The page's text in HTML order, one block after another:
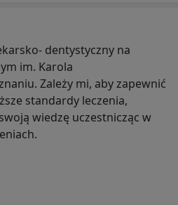
dentystyczny na
im. Karola
Zależy mi, aby zapewnić
standardy leczenia,
wiedzę uczestnicząc w
zachowawczą,
ankyloglosji i zaburzeń